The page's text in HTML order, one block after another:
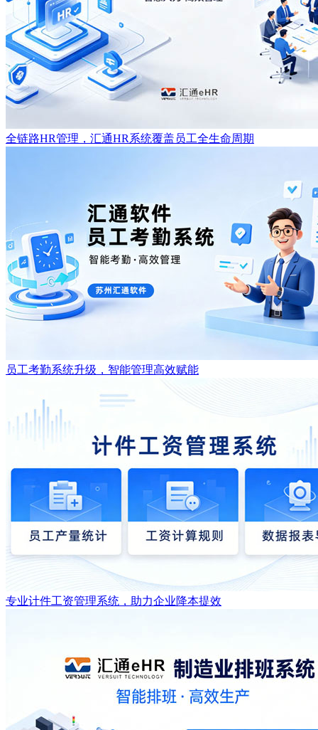
全链路HR管理，汇通HR系统覆盖员工全生命周期
员工考勤系统升级，智能管理高效赋能
专业计件工资管理系统，助力企业降本提效